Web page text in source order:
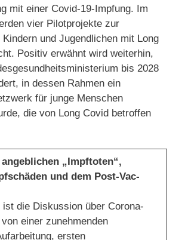
mit einer Covid-19-Impfung. Im
vier Pilotprojekte zur
Kindern und Jugendlichen mit Long
Positiv erwähnt wird weiterhin,
bis 2028
in dessen Rahmen ein
für junge Menschen
die von Long Covid betroffen
„Impftoten“,
und dem Post-Vac-
ist die Diskussion über Corona-
einer zunehmenden
ersten